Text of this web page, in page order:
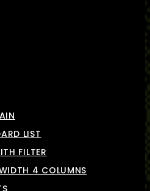
LIST
FILTER
4 COLUMNS